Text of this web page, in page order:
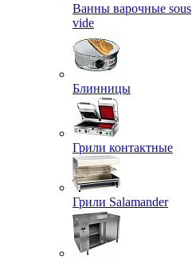
Ванны варочные sous
vide
Блинницы
Грили контактные
Грили Salamander